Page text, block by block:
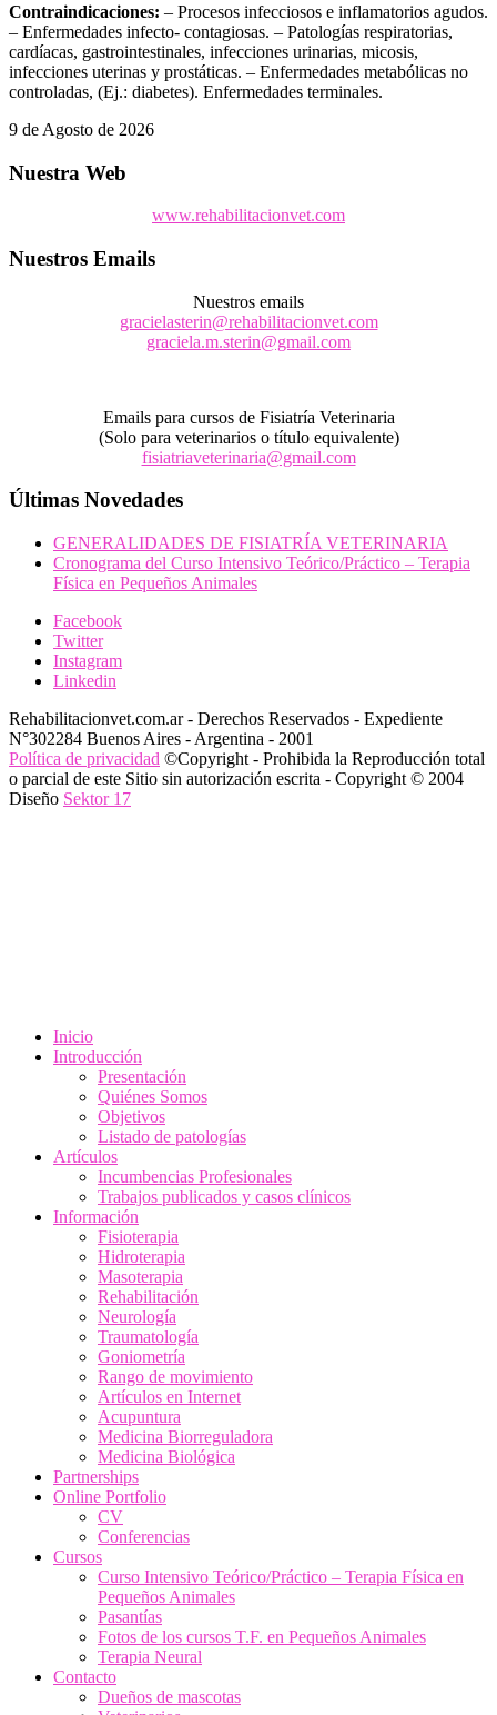
Contraindicaciones: – Procesos infecciosos e inflamatorios agudos.
– Enfermedades infecto- contagiosas. – Patologías respiratorias,
cardíacas, gastrointestinales, infecciones urinarias, micosis,
infecciones uterinas y prostáticas. – Enfermedades metabólicas no
controladas, (Ej.: diabetes). Enfermedades terminales.
9 de Agosto de 2026
Nuestra Web
www.rehabilitacionvet.com
Nuestros Emails
Nuestros emails
gracielasterin@rehabilitacionvet.com
graciela.m.sterin@gmail.com
Emails para cursos de Fisiatría Veterinaria
(Solo para veterinarios o título equivalente)
fisiatriaveterinaria@gmail.com
Últimas Novedades
GENERALIDADES DE FISIATRÍA VETERINARIA
Cronograma del Curso Intensivo Teórico/Práctico – Terapia
Física en Pequeños Animales
Facebook
Twitter
Instagram
Linkedin
Rehabilitacionvet.com.ar - Derechos Reservados - Expediente
N°302284 Buenos Aires - Argentina - 2001
Política de privacidad ©Copyright - Prohibida la Reproducción total
o parcial de este Sitio sin autorización escrita - Copyright © 2004
Diseño Sektor 17
Inicio
Introducción
Presentación
Quiénes Somos
Objetivos
Listado de patologías
Artículos
Incumbencias Profesionales
Trabajos publicados y casos clínicos
Información
Fisioterapia
Hidroterapia
Masoterapia
Rehabilitación
Neurología
Traumatología
Goniometría
Rango de movimiento
Artículos en Internet
Acupuntura
Medicina Biorreguladora
Medicina Biológica
Partnerships
Online Portfolio
CV
Conferencias
Cursos
Curso Intensivo Teórico/Práctico – Terapia Física en
Pequeños Animales
Pasantías
Fotos de los cursos T.F. en Pequeños Animales
Terapia Neural
Contacto
Dueños de mascotas